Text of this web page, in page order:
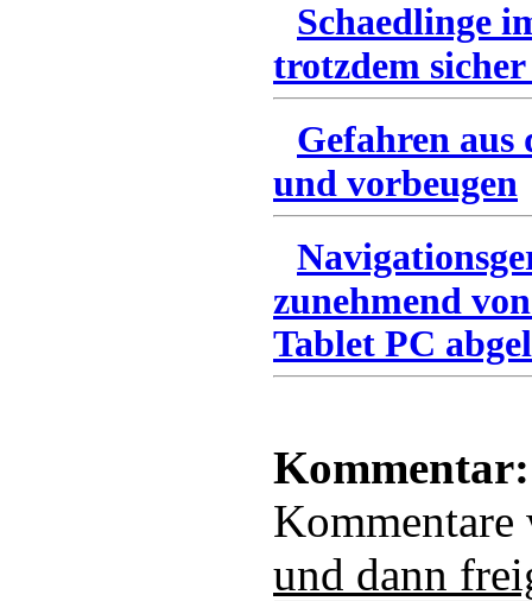
Schaedlinge
trotzdem
Gefahren
und vorbeugen
zunehmend
Tablet PC
Kommentar:
und dann